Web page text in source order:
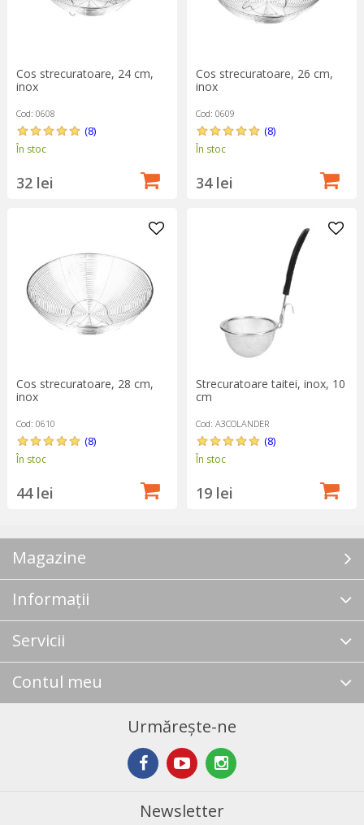
Cos strecuratoare, 24 cm,
inox
Cod: 0608
(8)
În stoc
32 lei
Cos strecuratoare, 26 cm,
inox
Cod: 0609
(8)
În stoc
34 lei
Cos strecuratoare, 28 cm,
inox
Cod: 0610
(8)
În stoc
44 lei
Strecuratoare taitei, inox, 10
cm
Cod: A3COLANDER
(8)
În stoc
19 lei
Magazine
Informații
Servicii
Contul meu
Urmărește-ne
Newsletter